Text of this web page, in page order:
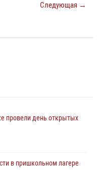
Следующая →
провели день открытых
в пришкольном лагере